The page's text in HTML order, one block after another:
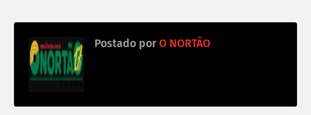
Postado por O NORTÃO